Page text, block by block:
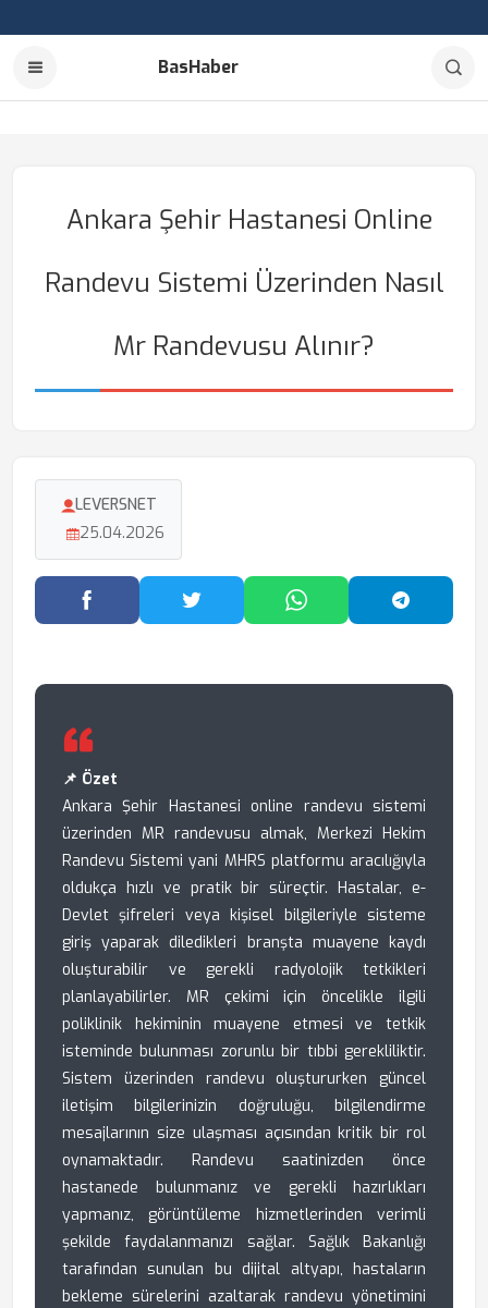
BasHaber
Ankara Şehir Hastanesi Online
Randevu Sistemi Üzerinden Nasıl
Mr Randevusu Alınır?
LEVERSNET
25.04.2026
Facebook'ta PaylaşTwitter'da PaylaşWhatsApp'ta Paylaş
📌 Özet
Ankara Şehir Hastanesi online randevu sistemi
üzerinden MR randevusu almak, Merkezi Hekim
Randevu Sistemi yani MHRS platformu aracılığıyla
oldukça hızlı ve pratik bir süreçtir. Hastalar, e-
Devlet şifreleri veya kişisel bilgileriyle sisteme
giriş yaparak diledikleri branşta muayene kaydı
oluşturabilir ve gerekli radyolojik tetkikleri
planlayabilirler. MR çekimi için öncelikle ilgili
poliklinik hekiminin muayene etmesi ve tetkik
isteminde bulunması zorunlu bir tıbbi gerekliliktir.
Sistem üzerinden randevu oluştururken güncel
iletişim bilgilerinizin doğruluğu, bilgilendirme
mesajlarının size ulaşması açısından kritik bir rol
oynamaktadır. Randevu saatinizden önce
hastanede bulunmanız ve gerekli hazırlıkları
yapmanız, görüntüleme hizmetlerinden verimli
şekilde faydalanmanızı sağlar. Sağlık Bakanlığı
tarafından sunulan bu dijital altyapı, hastaların
bekleme sürelerini azaltarak randevu yönetimini